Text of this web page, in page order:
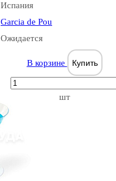
Испания
Garcia de Pou
Ожидается
В корзине Купить
шт